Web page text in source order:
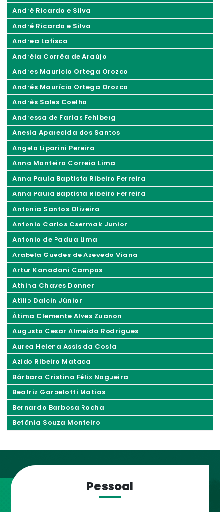
André Ricardo e Silva
André Ricardo e Silva
Andrea Lafisca
Andréia Corrêa de Araújo
Andres Mauricio Ortega Orozco
Andrés Maurício Ortega Orozco
Andrês Sales Coelho
Andressa de Farias Fehlberg
Anesia Aparecida dos Santos
Angelo Liparini Pereira
Anna Monteiro Correia Lima
Anna Paula Baptista Ribeiro Ferreira
Anna Paula Baptista Ribeiro Ferreira
Antonia Santos Oliveira
Antonio Carlos Csermak Junior
Antonio de Padua Lima
Arabela Guedes de Azevedo Viana
Artur Kanadani Campos
Athina Chaves Donner
Atílio Dalcin Júnior
Átima Clemente Alves Zuanon
Augusto Cesar Almeida Rodrigues
Aurea Helena Assis da Costa
Azido Ribeiro Mataca
Bárbara Cristina Félix Nogueira
Beatriz Garbelotti Matias
Bernardo Barbosa Rocha
Betânia Souza Monteiro
Pessoal